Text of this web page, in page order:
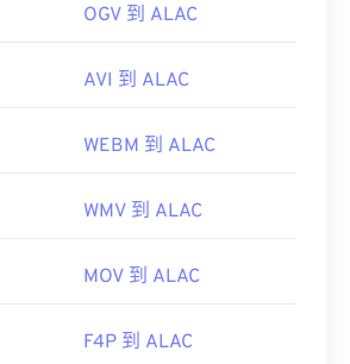
OGV 到 ALAC
AVI 到 ALAC
WEBM 到 ALAC
WMV 到 ALAC
MOV 到 ALAC
F4P 到 ALAC